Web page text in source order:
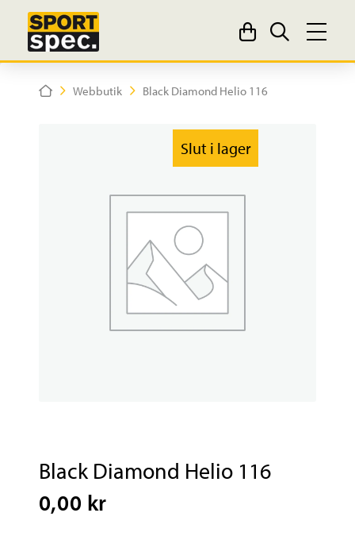
HomeWebbutik Black Diamond Helio 116
Slut i lager
Black Diamond Helio 116
0,00 kr